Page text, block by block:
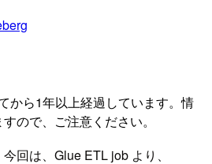
から1年以上経過しています。情
ので、ご注意ください。
回は、Glue ETL job より、